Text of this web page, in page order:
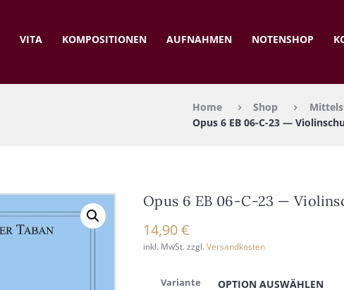
VITA KOM­PO­SI­TIO­NEN AUF­NAH­MEN NOTEN­SHOP
Home Shop
Opus 6 EB 06-C-23 —
Opus 6 EB 06-C-23 —
14,90€
inkl. MwSt. zzgl. Versandkosten
Variante